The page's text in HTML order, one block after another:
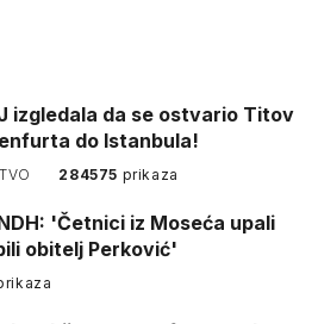
izgledala da se ostvario Titov
do Istanbula!
284575 prikaza
'Četnici iz Moseća upali
obitelj Perković'